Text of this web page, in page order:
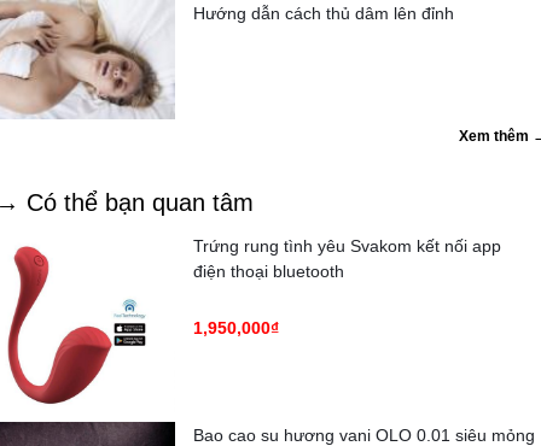
Hướng dẫn cách thủ dâm lên đỉnh
Xem thêm
Có thể bạn quan tâm
Trứng rung tình yêu Svakom kết nối app
điện thoại bluetooth
1,950,000₫
Bao cao su hương vani OLO 0.01 siêu mỏng